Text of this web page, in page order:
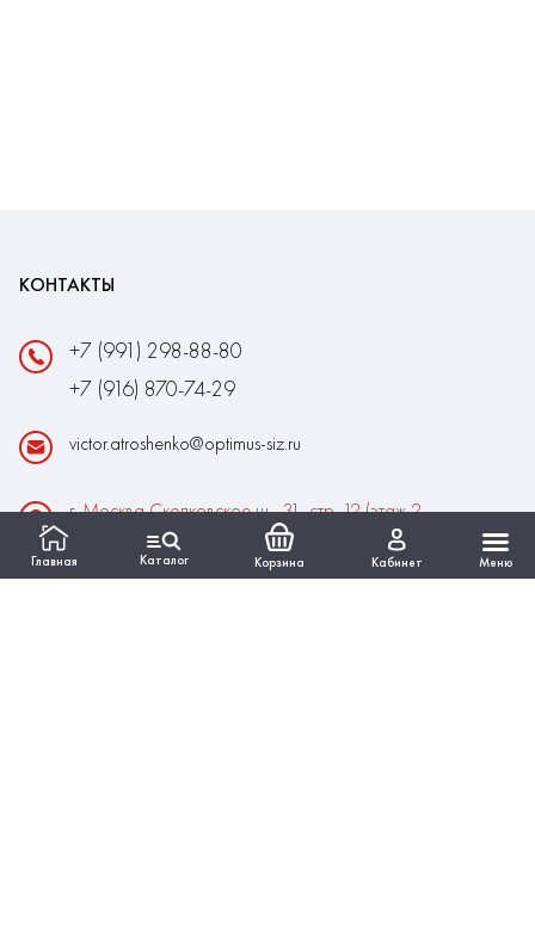
Главная Каталог Корзина Кабинет Меню
КОНТАКТЫ
+7 (991) 298-88-80
+7 (916) 870-74-29
victor.atroshenko@optimus-siz.ru
г. Москва Сколковское ш., 31, стр. 12 (этаж 2,
помещение 22)
Время работы: